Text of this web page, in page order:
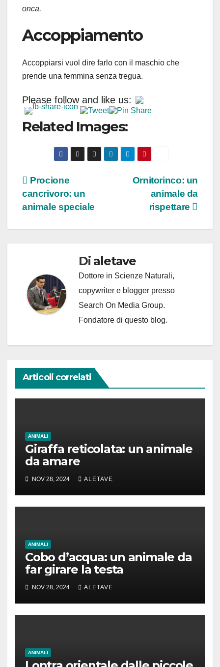
onca.
Accoppiamento
Accoppiarsi vuol dire farlo con il maschio che
prende una femmina senza tregua.
Please follow and like us:
Related Images:
Navigazione
articoli
Ornitorinco: un
animale da
rispettare
Procione
cancrivoro: un
animale speciale
Di aletave
Dottore in Scienze Naturali,
copywriter e blogger presso
Search On Media Group.
Fondatore di questo blog.
Articoli correlati
ANIMALI
Giraffa reticolata: un animale
da amare
NOV 28, 2024 ALETAVE
ANIMALI
Cobo d’acqua: un animale da
far girare la testa
NOV 28, 2024 ALETAVE
ANIMALI